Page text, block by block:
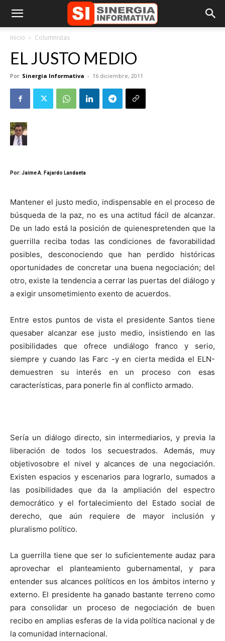
Inicio Columnistas
EL JUSTO MEDIO
Por Sinergia Informativa - 16 diciembre, 2011
Por: Jaime A. Fajardo Landaeta
Mantener el justo medio, indispensable en el proceso de
búsqueda de la paz, no es una actitud fácil de alcanzar.
De un lado está la posición de quienespretenden que la
guerrilla reciba todas las condiciones de favorabilidad
posibles, desconociendo que han perdido históricas
oportunidades de concretar una buena negociación; del
otro, existe la tendencia a cerrar las puertas del diálogo y
a exigir unsometimiento exento de acuerdos.
Entre estos puntos de vista el presidente Santos tiene
quesaber alcanzar ese justo medio, insistiendo en las
posibilidades que ofrece undiálogo franco y serio,
siempre y cuando las Farc -y en cierta medida el ELN-
demuestren su interés en un proceso con esas
características, para ponerle fin al conflicto armado.
Sería un diálogo directo, sin intermediarios, y previa la
liberación de todos los secuestrados. Además, muy
objetivosobre el nivel y alcances de una negociación.
Existen espacios y escenarios para lograrlo, sumados a
las posibilidades que da la ampliación del espectro
democrático y el fortalecimiento del Estado social de
derecho, que aún requiere de mayor inclusión y
pluralismo político.
La guerrilla tiene que ser lo suficientemente audaz para
aprovechar el planteamiento gubernamental, y para
entender sus alcances políticos en los ámbitos interno y
externo. El presidente ha ganado bastante terreno como
para consolidar un proceso de negociación de buen
recibo en amplias esferas de la vida política nacional y de
la comunidad internacional.